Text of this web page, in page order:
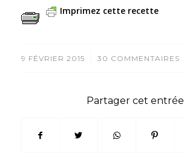
Imprimez cette recette
9 FÉVRIER 2015
/ 30 COMMENTAIRES
/
Partager cet entrée